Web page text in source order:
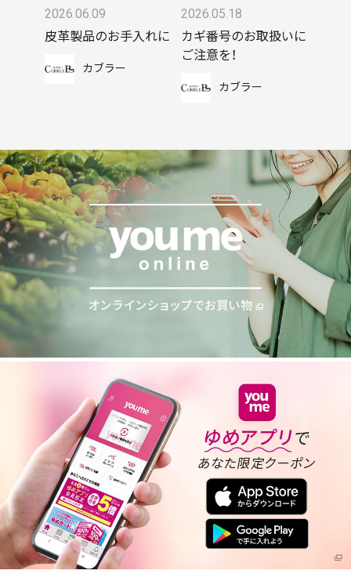
2026.06.09
皮革製品のお手入れに
カブラー
2026.05.18
カギ番号のお取扱いに
ご注意を！
カブラー